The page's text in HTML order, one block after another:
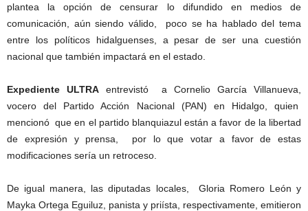
plantea la opción de censurar lo difundido en medios de
comunicación, aún siendo válido, poco se ha hablado del tema
entre los políticos hidalguenses, a pesar de ser una cuestión
nacional que también impactará en el estado.
Expediente ULTRAentrevistó a Cornelio García Villanueva,
vocero del Partido Acción Nacional (PAN) en Hidalgo, quien
mencionó que en el partido blanquiazul están a favor de la libertad
de expresión y prensa, por lo que votar a favor de estas
modificaciones sería un retroceso.
De igual manera, las diputadas locales, Gloria Romero León y
Mayka Ortega Eguiluz, panista y priísta, respectivamente, emitieron